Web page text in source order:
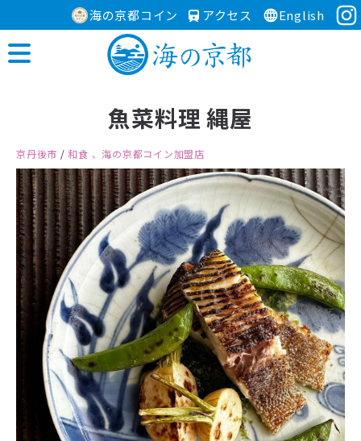
海の京都コイン アクセス English
魚菜料理 縄屋
京丹後市 /和食 、海の京都コイン加盟店